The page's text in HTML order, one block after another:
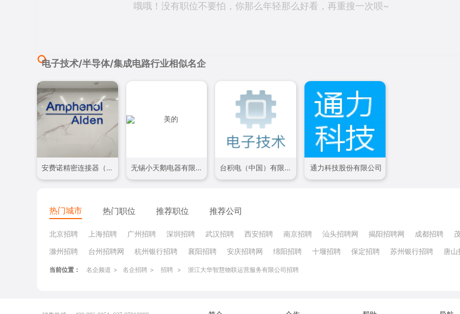
哦哦！没有职位不要怕，你那么年轻那么好看，再重搜一次呗~
电子技术/半导体/集成电路行业相似名企
安费诺精密连接器（深圳）有限公司 无锡小天鹅电器有限公司 台积电（中国）有限公司 通力科技股份有限公司
热门城市 热门职位 推荐职位 推荐公司
北京招聘 上海招聘 广州招聘 深圳招聘 武汉招聘 西安招聘 南京招聘 汕头招聘网 揭阳招聘网 成都招聘
滁州招聘
台州招聘网 杭州银行招聘 襄阳招聘 安庆招聘网 绵阳招聘 十堰招聘 保定招聘 苏州银行招聘 唐
当前位置： 名企频道 > 名企招聘 > 招聘 > 浙江大华智慧物联运营服务有限公司招聘